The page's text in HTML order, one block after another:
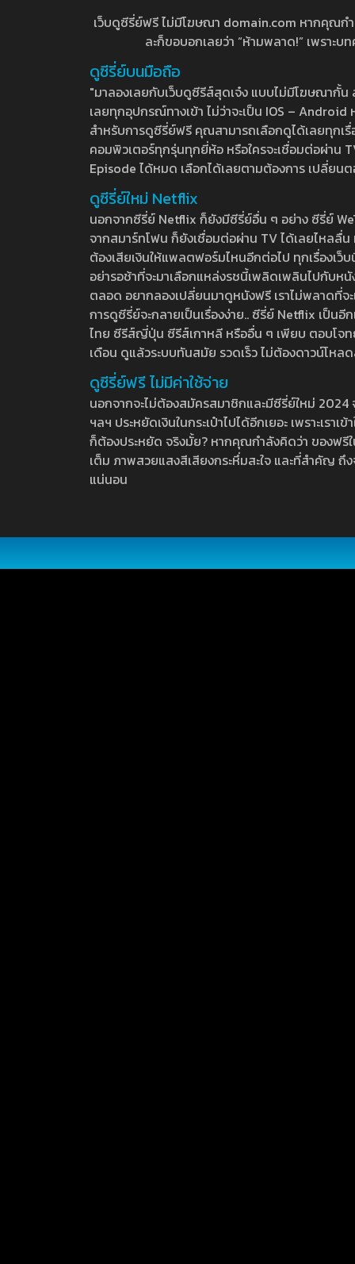
เว็บดูซีรี่ย์ฟรี ไม่มีโฆษณา domain.com หากคุณก
ละก็ขอบอกเลยว่า “ห้ามพลาด!” เพราะ
ดูซีรี่ย์บนมือถือ
"มาลองเลยกับเว็บดูซีรีส์สุดเจ๋ง แบบไม่มีโฆษณากั้
เลยทุกอุปกรณ์ทางเข้า ไม่ว่าจะเป็น IOS –
สำหรับการดูซีรี่ย์ฟรี คุณสามารถเลือกดูได้เลยทุกเ
คอมพิวเตอร์ทุกรุ่นทุกยี่ห้อ หรือใครจะเชื่อมต่อผ่าน
Episode ได้หมด เลือกได้เลยตามต้องการ เปลี่ยน
ดูซีรี่ย์ใหม่ Netflix
นอกจากซีรี่ย์ Netflix ก็ยังมีซีรี่ย์อื่น ๆ อย่าง ซีรี่ย์
จากสมาร์ทโฟน ก็ยังเชื่อมต่อผ่าน TV ได้เลยไหลลื่
ต้องเสียเงินให้แพลตฟอร์มไหนอีกต่อไป ทุกเรื่องเว็
อย่ารอช้าที่จะมาเลือกแหล่งรชนี้เพลิดเพลินไปกับห
ตลอด อยากลองเปลี่ยนมาดูหนังฟรี เราไม่พลาดที่
การดูซีรี่ย์จะกลายเป็นเรื่องง่าย.. ซีรี่ย์ Netflix เป็น
ไทย ซีรีส์ญี่ปุ่น ซีรีส์เกาหลี หรืออื่น ๆ เพียบ ตอบโจท
เดือน ดูแล้วระบบทันสมัย รวดเร็ว ไม่ต้องดาวน์โห
ดูซีรี่ย์ฟรี ไม่มีค่าใช้จ่าย
นอกจากจะไม่ต้องสมัครสมาชิกและมีซีรี่ย์ใหม่
ฯลฯ ประหยัดเงินในกระเป๋าไปได้อีกเยอะ เพราะเร
ก็ต้องประหยัด จริงมั้ย? หากคุณกำลังคิดว่า ของฟ
เต็ม ภาพสวยแสงสีเสียงกระหึ่มสะใจ และที่สำคัญ
แน่นอน